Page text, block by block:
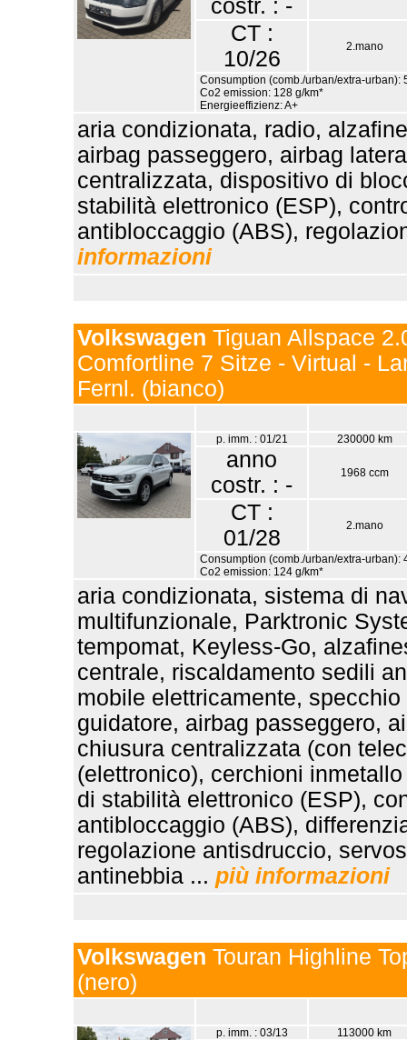
costr. : -
CT :
10/26
2.mano
Consumption (comb./urban/extra-urban):
Co2 emission: 128 g/km*
Energieeffizienz: A+
aria condizionata, radio,
airbag passeggero, airbag
centralizzata, dispositivo di
stabilità elettronico (ESP),
antibloccaggio (ABS),
informazioni
Volkswagen Tiguan Allspace
Comfortline 7 Sitze - Virtual -
Fernl. (bianco)
p. imm. : 01/21 230000 km
anno
costr. : -
1968 ccm
CT :
01/28
2.mano
Consumption (comb./urban/extra-urban):
Co2 emission: 124 g/km*
aria condizionata, sistema di
multifunzionale, Parktronic
tempomat, Keyless-Go,
centrale, riscaldamento sedili
mobile elettricamente,
guidatore, airbag passeggero,
chiusura centralizzata (con
(elettronico), cerchioni
di stabilità elettronico (ESP),
antibloccaggio (ABS),
regolazione antisdruccio,
antinebbia ... più informazioni
Volkswagen Touran Highline
(nero)
p. imm. : 03/13 113000 km